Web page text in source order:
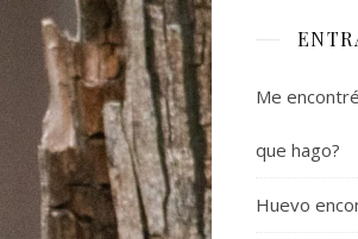
Me
que hago?
Huevo